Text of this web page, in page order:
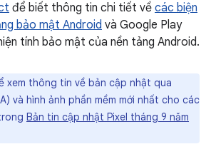
để biết thông tin chi tiết về các biện
bảo mật Android và Google Play
tính bảo mật của nền tảng Android.
xem thông tin về bản cập nhật qua
và hình ảnh phần mềm mới nhất cho các
Bản tin cập nhật Pixel tháng 9 năm